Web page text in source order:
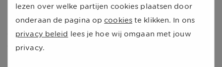
Mocht je naar een niet-gecontracteerd ziekenhuis gaan,
dan moet je er rekening mee houden dat je een deel
van de kosten van de second opinion zelf moet betalen.
lezen over welke partijen cookies plaatsen door
onderaan de pagina op cookies te klikken. In ons
privacy beleid lees je hoe wij omgaan met jouw
privacy.